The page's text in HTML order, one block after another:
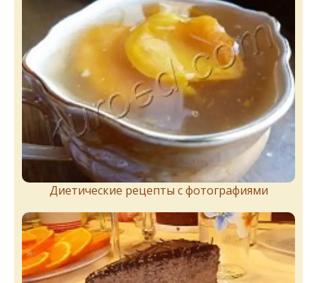
Диетические рецепты с фотографиями